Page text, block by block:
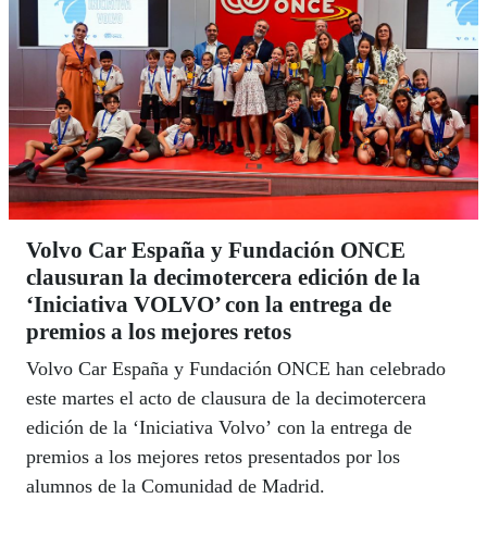
Volvo Car España y Fundación ONCE
clausuran la decimotercera edición de la
‘Iniciativa VOLVO’ con la entrega de
premios a los mejores retos
Volvo Car España y Fundación ONCE han celebrado
este martes el acto de clausura de la decimotercera
edición de la ‘Iniciativa Volvo’ con la entrega de
premios a los mejores retos presentados por los
alumnos de la Comunidad de Madrid.